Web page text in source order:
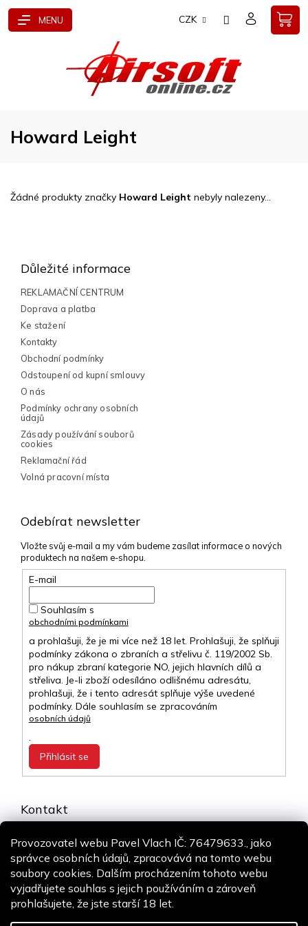
Provozovatel webu Pavel Vlach IČ: 76479633., jako
správce osobních údajů, zpracovává na tomto webu
soubory cookies. Dalším procházením tohoto webu
vyjadřujete souhlas s jejich používáním a zároveň
prohlašujete, že jste starší 18 let.
Přejít
CZK
Howard Leight
Žádné produkty značky Howard Leight nebyly nalezeny...
Odebírat newsletter
Vložte svůj e-mail a my vám budeme zasílat informace o nových
produktech na našem e-shopu.
E-mail
Souhlasím s
obchodními podmínkami
a prohlašuji, že je mi více než 18 let. Prohlašuji, že splňuji
podmínky zákona o zbraních a střelivu č. 119/2002 Sb.
pro nákup zbraní kategorie NO, jejich hlavních dílů a
střeliva. Je-li zboží odesíláno odlišnému adresátu,
prohlašuji, že i tento adresát splňuje výše uvedené
podmínky. Dále souhlasím se zpracováním
osobních údajů
.
Přihlásit se
Kontakt
+420 775 106 530
Staň se fanouškem
Důležité informace
REKLAMAČNÍ CENTRUM
Doprava a platba
Ke stažení
Kontakty
Obchodní podmínky
Odstoupení od kupní smlouvy
O nás
Podmínky ochrany osobních
údajů
Zásady používání souborů
cookies
Reklamační řád
Volná pracovní místa